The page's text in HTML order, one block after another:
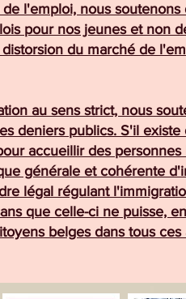
l'emploi, nous
pour nos jeunes et non
du marché de
au sens strict, nous
deniers publics. S'il
accueillir des
générale et cohérente
légal régulant
que celle-ci ne puisse,
belges dans tous ces